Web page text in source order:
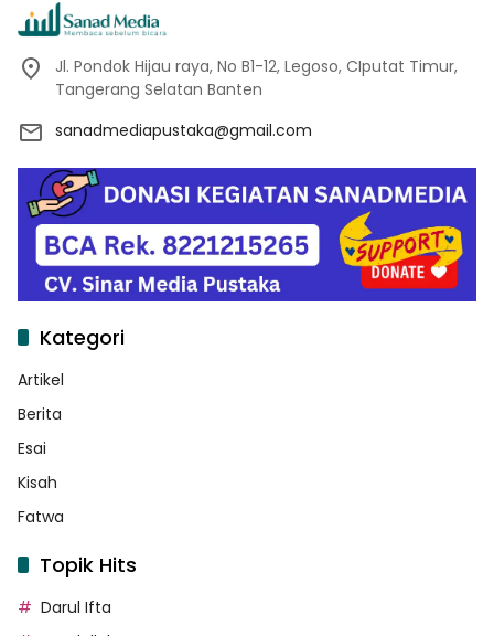
Jl. Pondok Hijau raya, No B1-12, Legoso, CIputat Timur,
Tangerang Selatan Banten
sanadmediapustaka@gmail.com
Kategori
Artikel
Berita
Esai
Kisah
Fatwa
Topik Hits
Darul Ifta